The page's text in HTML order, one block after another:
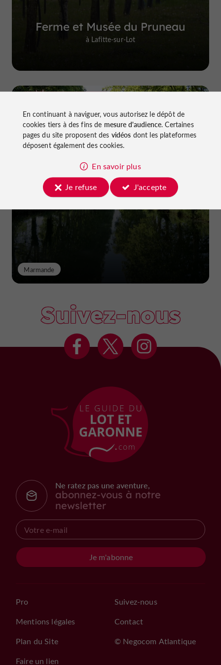
Ferme et Musée du Pruneau
à Lafitte-sur-Lot
Faire du vélo dans le Lot-et-Garonne :
pistes cyclables et voies vertes !
Marmande
Suivez-nous
Ne ratez pas une aventure,
abonnez-vous à notre
newsletter
Je m'abonne
Pro
Mentions légales
Plan du Site
Faire un lien
Suivez-nous
Contact
© Negocom Atlantique
En continuant à naviguer, vous autorisez le dépôt de
cookies tiers à des fins de mesure d'audience. Certaines
pages du site proposent des vidéos dont les plateformes
déposent également des cookies.
En savoir plus
Je refuse
J'accepte